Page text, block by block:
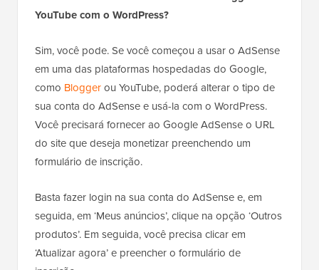
YouTube com o WordPress?
Sim, você pode. Se você começou a usar o AdSense
em uma das plataformas hospedadas do Google,
como Bloggerou YouTube, poderá alterar o tipo de
sua conta do AdSense e usá-la com o WordPress.
Você precisará fornecer ao Google AdSense o URL
do site que deseja monetizar preenchendo um
formulário de inscrição.
Basta fazer login na sua conta do AdSense e, em
seguida, em ‘Meus anúncios’, clique na opção ‘Outros
produtos’. Em seguida, você precisa clicar em
‘Atualizar agora’ e preencher o formulário de